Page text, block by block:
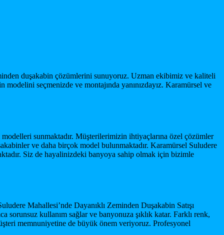
duşakabin çözümlerini sunuyoruz. Uzman ekibimiz ve kaliteli
seçmenizde ve montajında yanınızdayız. Karamürsel ve
sunmaktadır. Müşterilerimizin ihtiyaçlarına özel çözümler
ve daha birçok model bulunmaktadır. Karamürsel Suludere
Siz de hayalinizdeki banyoya sahip olmak için bizimle
Mahallesi’nde Dayanıklı Zeminden Duşakabin Satışı
sorunsuz kullanım sağlar ve banyonuza şıklık katar. Farklı renk,
memnuniyetine de büyük önem veriyoruz. Profesyonel